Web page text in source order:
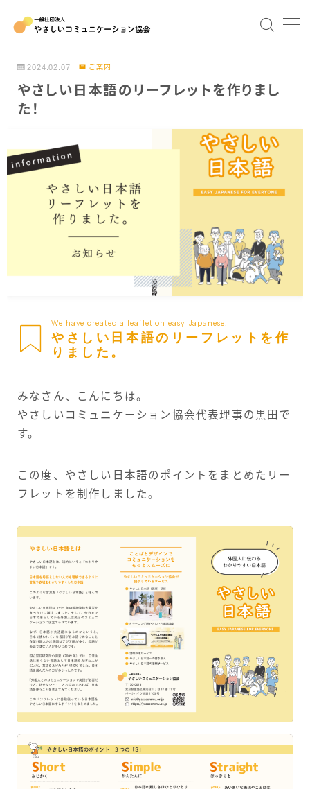
TOP
協会概要
Our team
これまでの講演・研修
やさコミュの講座
Eラーニング版やさしい日本語講座ー自治体編ー
やさしい日本語（医療）研修
メールマガジン
2024.02.07 ご案内
やさしい日本語のリーフレットを作りまし
た！
We have created a leaflet on easy Japanese.
やさしい日本語のリーフレットを作
りました。
みなさん、こんにちは。
やさしいコミュニケーション協会代表理事の黒田で
す。
この度、やさしい日本語のポイントをまとめたリー
フレットを制作しました。